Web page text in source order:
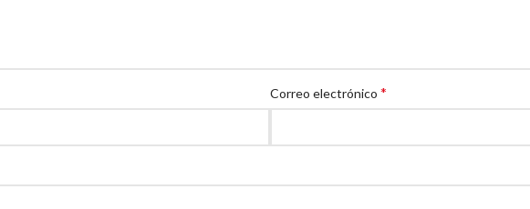
Correo electrónico *